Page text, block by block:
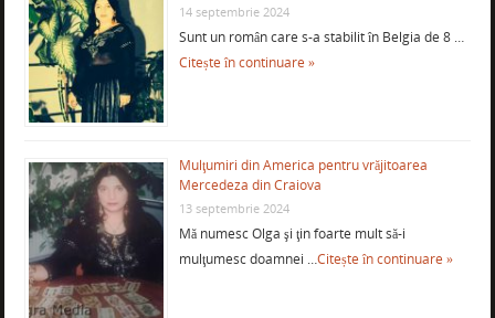
14 septembrie 2024
Sunt un român care s-a stabilit în Belgia de 8 …
Citește în continuare »
Mulţumiri din America pentru vrăjitoarea
Mercedeza din Craiova
13 septembrie 2024
Mă numesc Olga şi ţin foarte mult să-i
mulţumesc doamnei …Citește în continuare »